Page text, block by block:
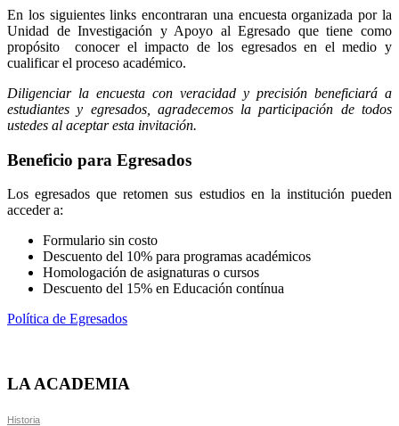
En los siguientes links encontraran una encuesta organizada por la
Unidad de Investigación y Apoyo al Egresado que tiene como
propósito conocer el impacto de los egresados en el medio y
cualificar el proceso académico.
Diligenciar la encuesta con veracidad y precisión beneficiará a
estudiantes y egresados, agradecemos la participación de todos
ustedes al aceptar esta invitación.
Beneficio para Egresados
Los egresados que retomen sus estudios en la institución pueden
acceder a:
Formulario sin costo
Descuento del 10% para programas académicos
Homologación de asignaturas o cursos
Descuento del 15% en Educación contínua
Política de Egresados
LA ACADEMIA
Historia